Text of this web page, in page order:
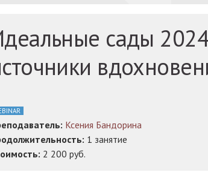
сады
Ксения Бандорина
1 занятие
2 200 руб.